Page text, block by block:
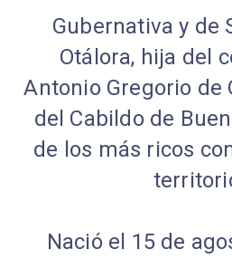
Gubernativa y de
Otálora, hija del
Antonio Gregorio de
del Cabildo de
de los más ricos
Nació el 15 de